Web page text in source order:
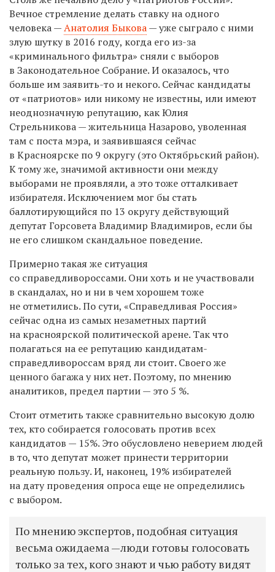
Вечное стремление делать ставку на одного
человека —Анатолия Быкова— уже сыграло с ними
злую шутку в 2016 году, когда его из-за
«криминального фильтра» сняли с выборов
в Законодательное Собрание. И оказалось, что
больше им заявить-то и некого. Сейчас кандидаты
от «патриотов» или никому не известны, или имеют
неоднозначную репутацию, какЮлия
Стрельникова —жительница Назарово, уволенная
там с поста мэра, и заявившаяся сейчас
в Красноярске по 9 округу (это Октябрьский район).
К тому же, значимой активности они между
выборами не проявляли, а это тоже отталкивает
избирателя. Исключением мог бы стать
баллотирующийся по 13 округу действующий
депутат Горсовета Владимир Владимиров, если бы
не его слишком скандальное поведение.
Примерно такая же ситуация
со справедливороссами. Они хоть и не участвовали
в скандалах, но и ни в чем хорошем тоже
не отметились. По сути, «Справедливая Россия»
сейчас одна из самых незаметных партий
на красноярской политической арене. Так что
полагаться на ее репутацию кандидатам-
справедливороссам вряд ли стоит. Своего же
ценного багажа у них нет. Поэтому, по мнению
аналитиков, предел партии — это 5 %.
Стоит отметить также сравнительно высокую долю
тех, кто собирается голосовать против всех
кандидатов — 15%. Это обусловлено неверием людей
в то, что депутат может принести территории
реальную пользу. И, наконец, 19% избирателей
на дату проведения опроса еще не определились
с выбором.
По мнению экспертов, подобная ситуация
весьма ожидаема —люди готовы голосовать
только за тех, кого знают и чью работу видят